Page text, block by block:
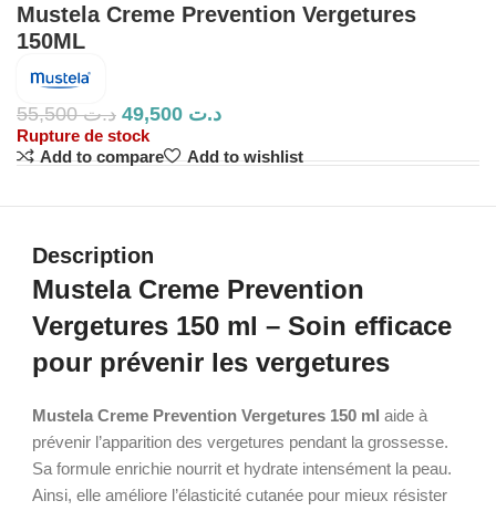
Mustela Creme Prevention Vergetures
150ML
د.ت55,500 د.ت
Rupture de stock
Add to compare
Add to wishlist
Description
Mustela Creme Prevention
Vergetures 150 ml – Soin efficace
pour prévenir les vergetures
Mustela Creme Prevention Vergetures 150 ml aide à
prévenir l’apparition des vergetures pendant la grossesse.
Sa formule enrichie nourrit et hydrate intensément la peau.
Ainsi, elle améliore l’élasticité cutanée pour mieux résister